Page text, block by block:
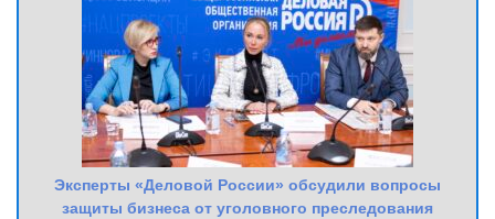
Эксперты «Деловой России» обсудили вопросы
защиты бизнеса от уголовного преследования